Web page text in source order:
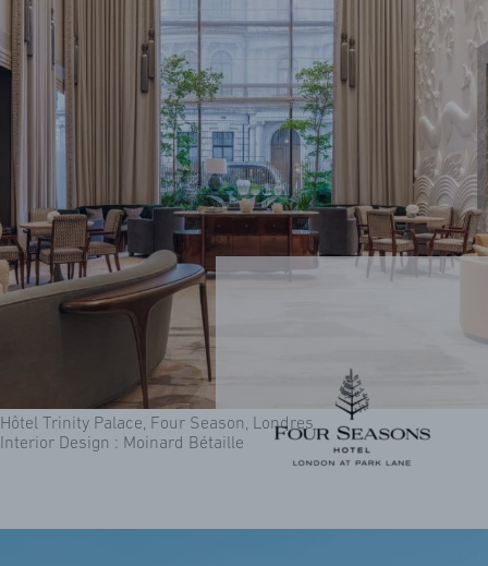
Hôtel Trinity Palace, Four Season, Londres
Interior Design : Moinard Bétaille